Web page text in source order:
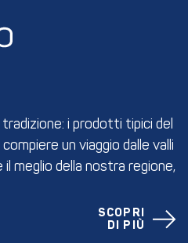
i prodotti tipici del
un viaggio dalle valli
meglio della nostra regione,
SCOPRI
DI PIÙ